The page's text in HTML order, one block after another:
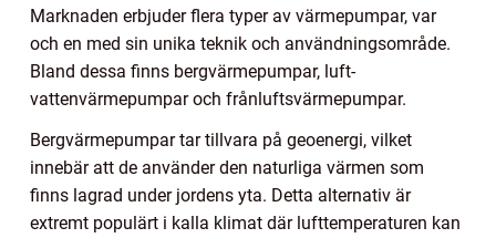
Marknaden erbjuder flera typer av värmepumpar, var
och en med sin unika teknik och användningsområde.
Bland dessa finns bergvärmepumpar, luft-
vattenvärmepumpar och frånluftsvärmepumpar.
Bergvärmepumpar tar tillvara på geoenergi, vilket
innebär att de använder den naturliga värmen som
finns lagrad under jordens yta. Detta alternativ är
extremt populärt i kalla klimat där lufttemperaturen kan